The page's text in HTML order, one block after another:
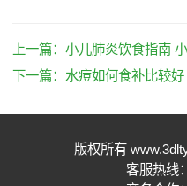
上一篇： 小儿肺炎饮食指南
下一篇： 水痘如何食补比较好
版权所有
客服热线